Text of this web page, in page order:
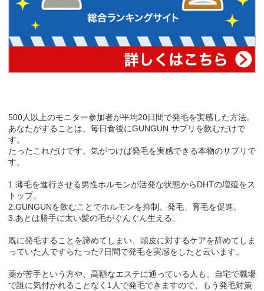
500人以上のモニター参加者が平均20日間で発毛を実感した方法。
あなたがすることは、毎日食後にGUNGUN サプリを飲むだけで
す。
たったこれだけです。気がつけば発毛を実感できる本物のサプリで
す。
1.薄毛を進行させる男性ホルモンが活発な状態からDHTの増殖をス
トップ。
2.GUNGUNを飲むことでホルモンを抑制。発毛、育毛を促進。
3.あとは勝手に太い髪の毛がぐんぐん生える。
既に発毛することを諦めてしまい、頭皮に対するケアを辞めてしま
っていた人ですらたった7日間で発毛を実感をしたと云います。
薬が苦手という方や、高額なエステに通っている人も、自宅で職場
で誰に気付かれることなく1人で発毛できますので、もう発毛対策